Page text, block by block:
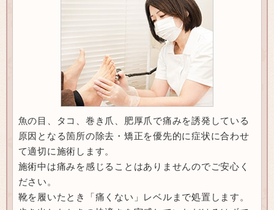
魚の目、タコ、巻き爪、肥厚爪で痛みを誘発している
原因となる箇所の除去・矯正を優先的に症状に合わせ
て適切に施術します。
施術中は痛みを感じることはありませんのでご安心く
ださい。
靴を履いたとき「痛くない」レベルまで処置します。